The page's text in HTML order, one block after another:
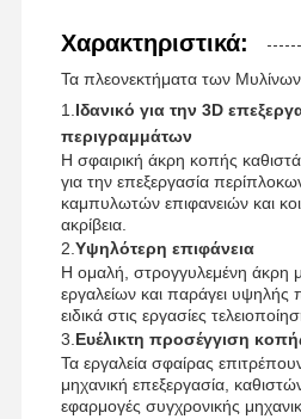
Αρχική
Σελίδα
Προϊόντα
Χαρακτηριστικά:
Τα πλεονεκτήματα των Μυλίνων
1. Ιδανικό για την 3D
περιγραμμάτων
Η σφαιρική άκρη κοπής
για την επεξεργασία
καμπυλωτών επιφανειών και
ακρίβεια.
2. Υψηλότερη επιφάνεια
Η ομαλή, στρογγυλεμένη άκρη
εργαλείων και παράγει υψηλής
ειδικά στις εργασίες
3. Ευέλικτη προσέγγιση
Τα εργαλεία σφαίρας
μηχανική επεξεργασία,
εφαρμογές συγχρονικής